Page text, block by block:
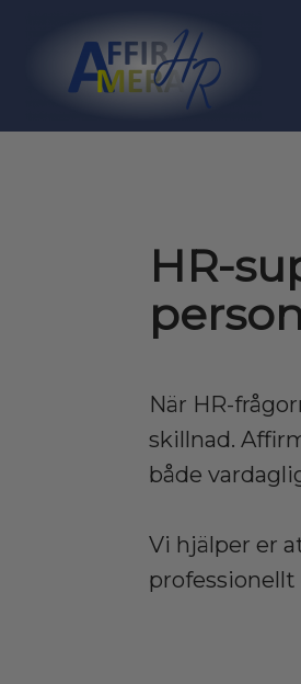
HR-
När HR-
skillnad.
både
Vi hjälper er